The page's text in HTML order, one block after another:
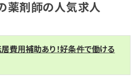
薬剤師の人気求人
費用補助あり！好条件で働ける